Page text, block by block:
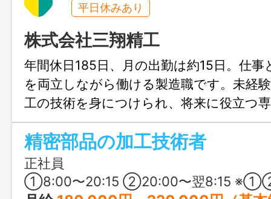
平日休みあり
株式会社三翔精工
年間休日185日、月の出勤は約15日。仕
を両立しながら働ける製造職です。未経
工の技術を身につけられ、将来に役立つ
可能。転勤なしで霧島市に腰を据えて働
当や退職金制度など福利厚生も充実して
精密部品の加工技術者
正社員
①8:00〜20:15 ②20:00〜翌8:15 ※①②のシフト勤務（三勤三休） ※もしくは①のみのシフト勤務 ※週平均40時間